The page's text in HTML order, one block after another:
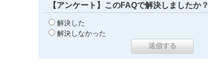
【アンケート】このFAQで解決しましたか？
解決した
解決しなかった